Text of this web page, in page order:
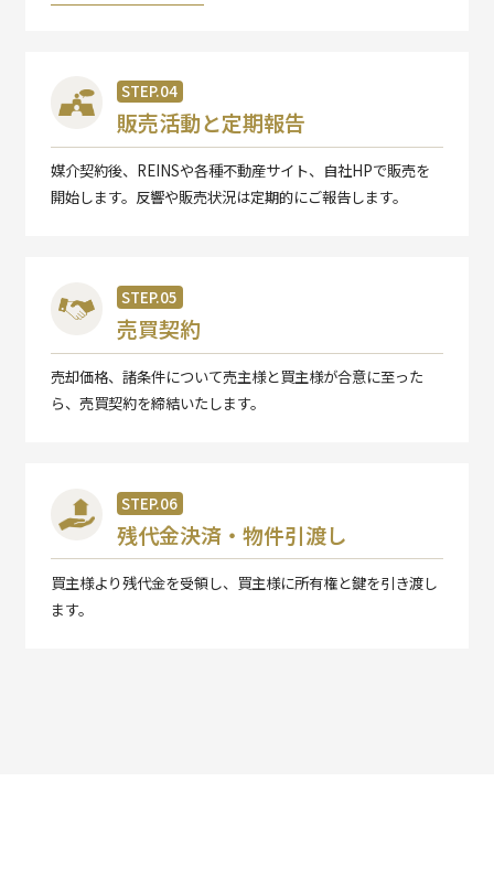
STEP.04
販売活動と定期報告
媒介契約後、REINSや各種不動産サイト、自社HPで販売を
開始します。反響や販売状況は定期的にご報告します。
STEP.05
売買契約
売却価格、諸条件について売主様と買主様が合意に至った
ら、売買契約を締結いたします。
STEP.06
残代金決済・物件引渡し
買主様より残代金を受領し、買主様に所有権と鍵を引き渡し
ます。